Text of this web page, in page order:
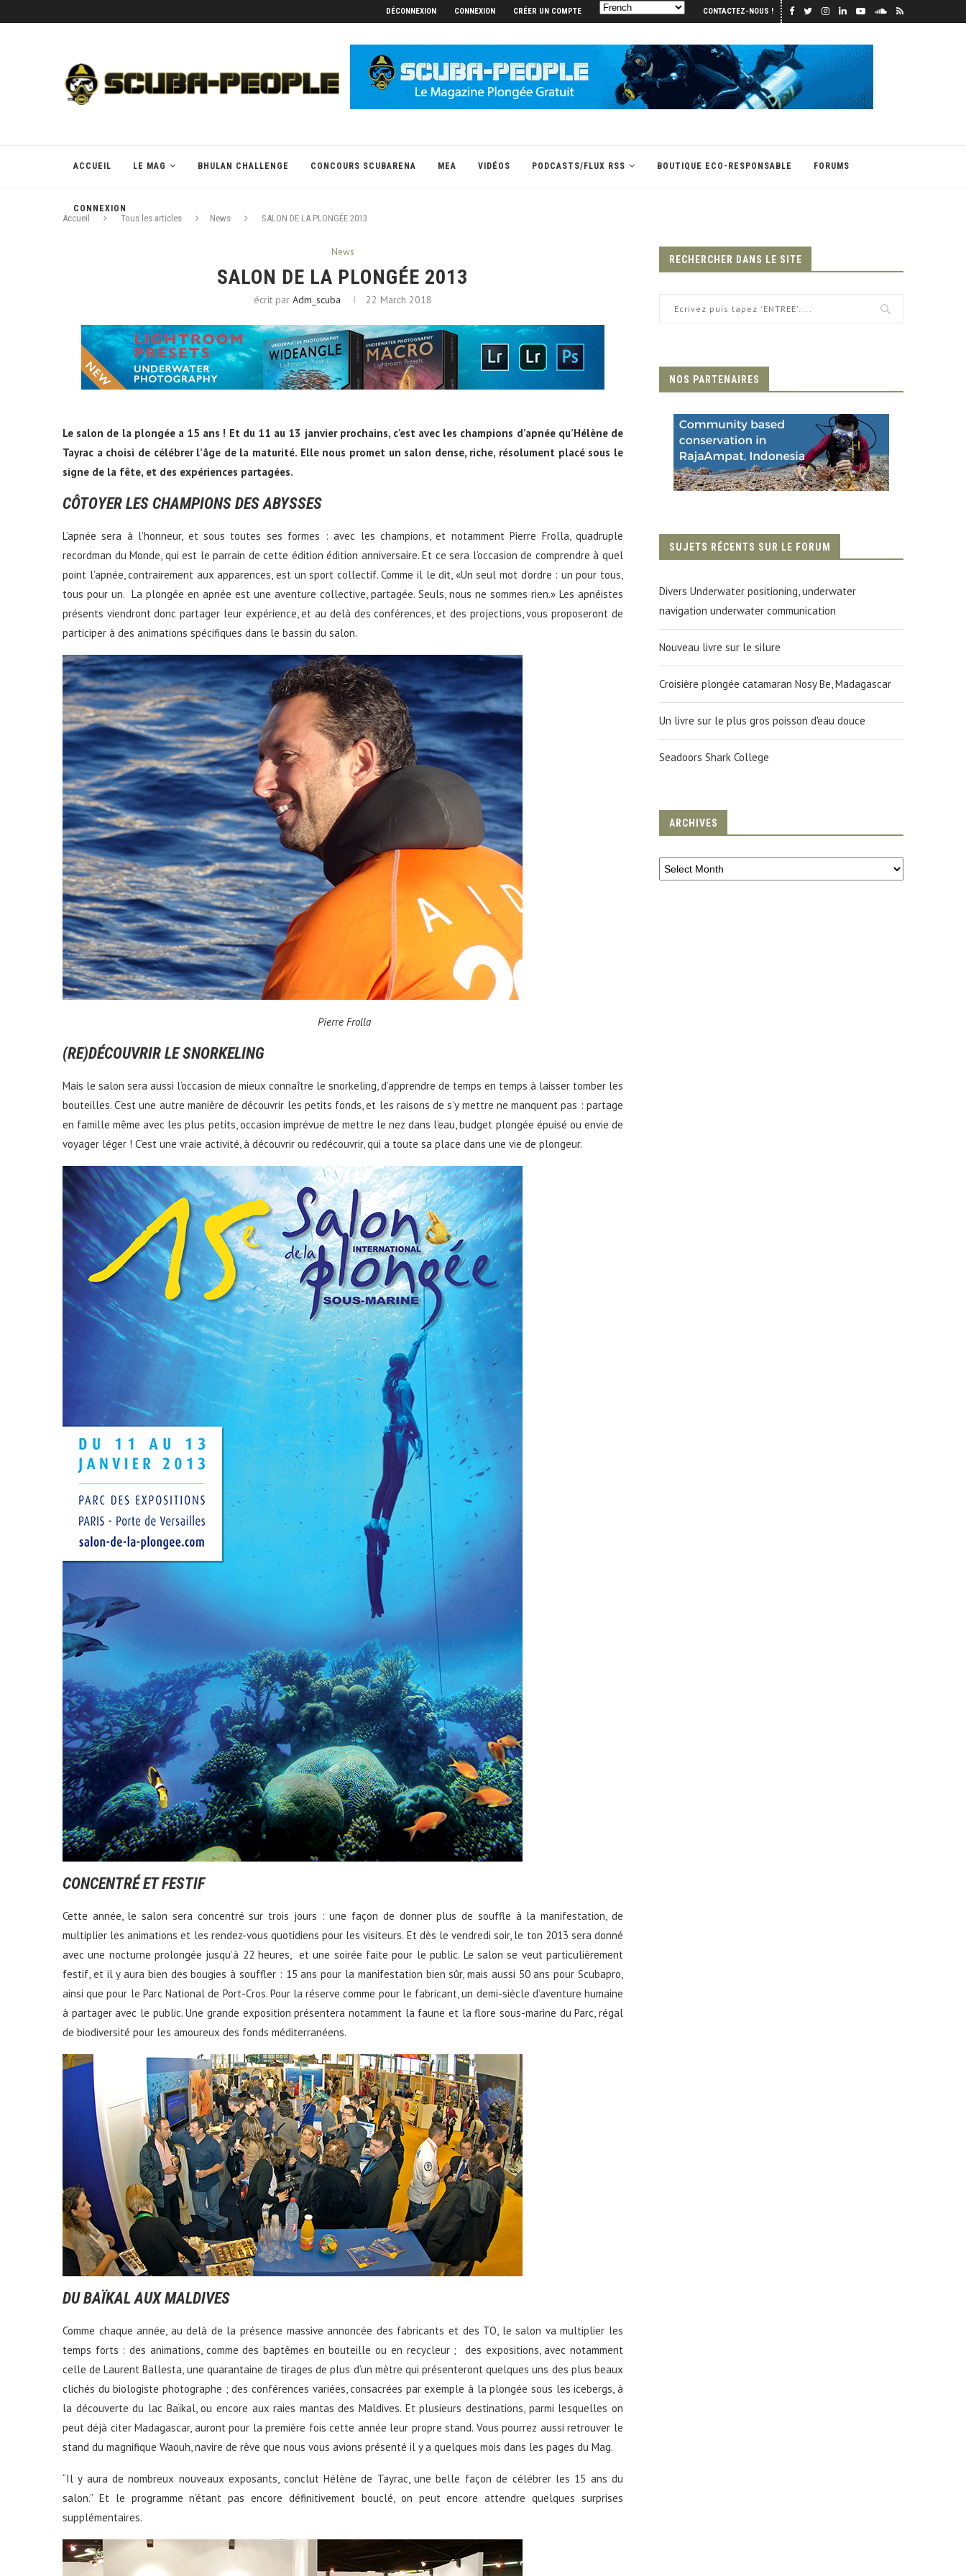
DÉCONNEXION CONNEXION CRÉER UN COMPTE CONTACTEZ-NOUS !
ACCUEIL LE MAG BHULAN CHALLENGE CONCOURS SCUBARENA MEA VIDÉOS PODCASTS/FLUX RSS BOUTIQUE ECO-RESPONSABLE FORUMS
CONNEXION
Accueil Tous les articles News SALON DE LA PLONGÉE 2013
News
SALON DE LA PLONGÉE 2013
écrit par Adm_scuba 22 March 2018
Le salon de la plongée a 15 ans ! Et du 11 au 13 janvier prochains, c’est avec les champions d’apnée qu’Hélène de
Tayrac a choisi de célébrer l’âge de la maturité. Elle nous promet un salon dense, riche, résolument placé sous le
signe de la fête, et des expériences partagées.
CÔTOYER LES CHAMPIONS DES ABYSSES
L’apnée sera à l’honneur, et sous toutes ses formes : avec les champions, et notamment Pierre Frolla, quadruple
recordman du Monde, qui est le parrain de cette édition édition anniversaire. Et ce sera l’occasion de comprendre à quel
point l’apnée, contrairement aux apparences, est un sport collectif. Comme il le dit, «Un seul mot d’ordre : un pour tous,
tous pour un. La plongée en apnée est une aventure collective, partagée. Seuls, nous ne sommes rien.» Les apnéistes
présents viendront donc partager leur expérience, et au delà des conférences, et des projections, vous proposeront de
participer à des animations spécifiques dans le bassin du salon.
Pierre Frolla
(RE)DÉCOUVRIR LE SNORKELING
Mais le salon sera aussi l’occasion de mieux connaître le snorkeling, d’apprendre de temps en temps à laisser tomber les
bouteilles. C’est une autre manière de découvrir les petits fonds, et les raisons de s’y mettre ne manquent pas : partage
en famille même avec les plus petits, occasion imprévue de mettre le nez dans l’eau, budget plongée épuisé ou envie de
voyager léger ! C’est une vraie activité, à découvrir ou redécouvrir, qui a toute sa place dans une vie de plongeur.
CONCENTRÉ ET FESTIF
Cette année, le salon sera concentré sur trois jours : une façon de donner plus de souffle à la manifestation, de
multiplier les animations et les rendez-vous quotidiens pour les visiteurs. Et dès le vendredi soir, le ton 2013 sera donné
avec une nocturne prolongée jusqu’à 22 heures, et une soirée faite pour le public. Le salon se veut particulièrement
festif, et il y aura bien des bougies à souffler : 15 ans pour la manifestation bien sûr, mais aussi 50 ans pour Scubapro,
ainsi que pour le Parc National de Port-Cros. Pour la réserve comme pour le fabricant, un demi-siècle d’aventure humaine
à partager avec le public. Une grande exposition présentera notamment la faune et la flore sous-marine du Parc, régal
de biodiversité pour les amoureux des fonds méditerranéens.
DU BAÏKAL AUX MALDIVES
Comme chaque année, au delà de la présence massive annoncée des fabricants et des TO, le salon va multiplier les
temps forts : des animations, comme des baptêmes en bouteille ou en recycleur ; des expositions, avec notamment
celle de Laurent Ballesta, une quarantaine de tirages de plus d’un mètre qui présenteront quelques uns des plus beaux
clichés du biologiste photographe ; des conférences variées, consacrées par exemple à la plongée sous les icebergs, à
la découverte du lac Baïkal, ou encore aux raies mantas des Maldives. Et plusieurs destinations, parmi lesquelles on
peut déjà citer Madagascar, auront pour la première fois cette année leur propre stand. Vous pourrez aussi retrouver le
stand du magnifique Waouh, navire de rêve que nous vous avions présenté il y a quelques mois dans les pages du Mag.
“Il y aura de nombreux nouveaux exposants, conclut Hélène de Tayrac, une belle façon de célébrer les 15 ans du
salon.” Et le programme n’étant pas encore définitivement bouclé, on peut encore attendre quelques surprises
supplémentaires.
RECHERCHER DANS LE SITE
NOS PARTENAIRES
SUJETS RÉCENTS SUR LE FORUM
Divers Underwater positioning, underwater
navigation underwater communication
Nouveau livre sur le silure
Croisière plongée catamaran Nosy Be, Madagascar
Un livre sur le plus gros poisson d'eau douce
Seadoors Shark College
ARCHIVES